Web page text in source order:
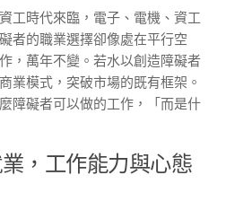
工時代來臨，電子、電機、資工
者的職業選擇卻像處在平行空
，萬年不變。若水以創造障礙者
業模式，突破市場的既有框架。
障礙者可以做的工作，「而是什
，工作能力與心態